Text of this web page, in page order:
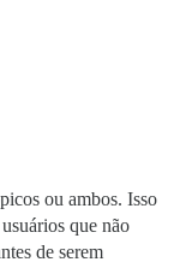
ou ambos. Isso
que não
de serem